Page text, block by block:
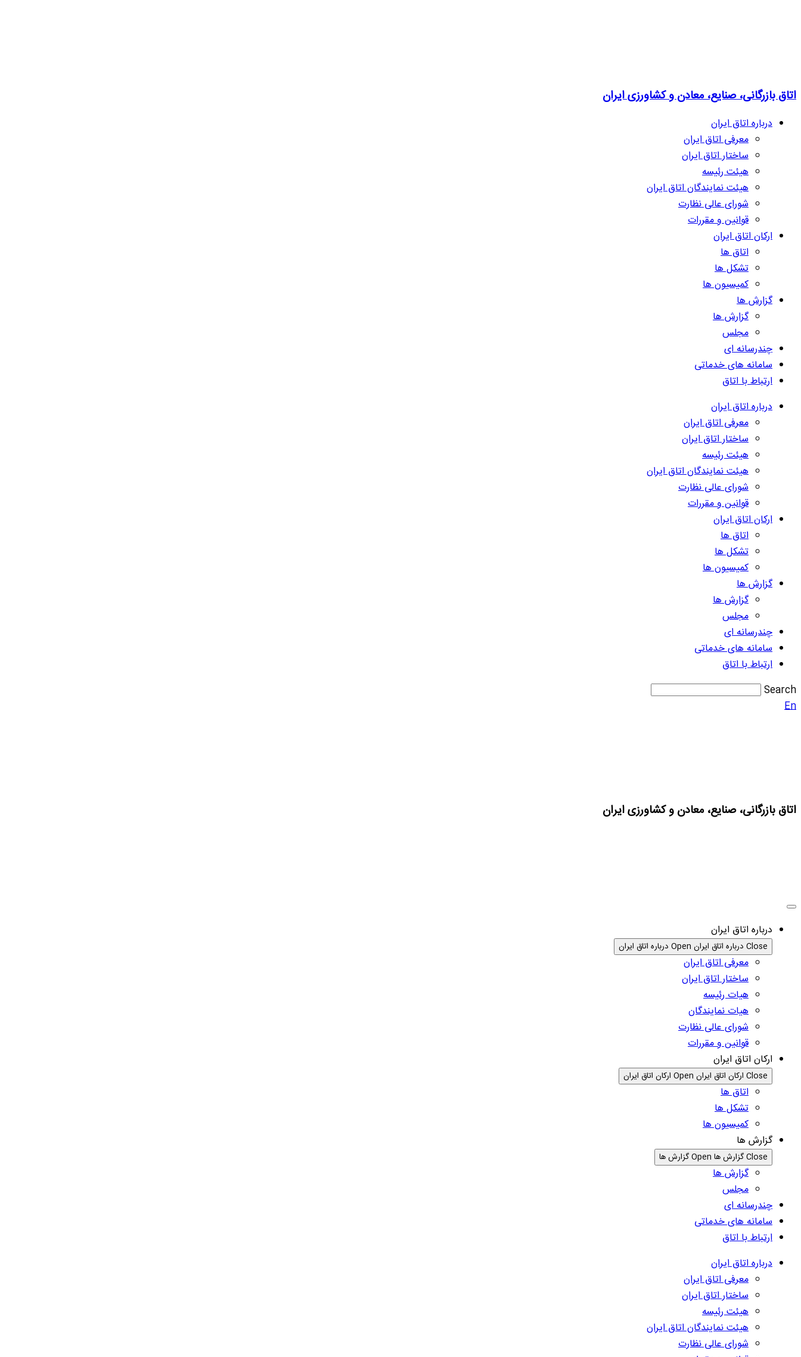
اتاق بازرگانی، صنایع، معادن و کشاورزی ایران
درباره اتاق ایران
معرفی اتاق ایران
ساختار اتاق ایران
هیئت رئیسه
هیئت نمایندگان اتاق ایران
شورای عالی نظارت
قوانین و مقررات
ارکان اتاق ایران
اتاق ها
تشکل ها
کمیسیون ها
گزارش ها
گزارش ها
مجلس
چندرسانه ای
سامانه های خدماتی
ارتباط با اتاق
درباره اتاق ایران
معرفی اتاق ایران
ساختار اتاق ایران
هیئت رئیسه
هیئت نمایندگان اتاق ایران
شورای عالی نظارت
قوانین و مقررات
ارکان اتاق ایران
اتاق ها
تشکل ها
کمیسیون ها
گزارش ها
گزارش ها
مجلس
چندرسانه ای
سامانه های خدماتی
ارتباط با اتاق
Search
En
اتاق بازرگانی، صنایع، معادن و کشاورزی ایران
درباره اتاق ایران
Close درباره اتاق ایران Open درباره اتاق ایران
معرفی اتاق ایران
ساختار اتاق ایران
هیات رئیسه
هیات نمایندگان
شورای عالی نظارت
قوانین و مقررات
ارکان اتاق ایران
Close ارکان اتاق ایران Open ارکان اتاق ایران
اتاق ها
تشکل ها
کمیسیون ها
گزارش ها
Close گزارش ها Open گزارش ها
گزارش ها
مجلس
چندرسانه ای
سامانه های خدماتی
ارتباط با اتاق
درباره اتاق ایران
معرفی اتاق ایران
ساختار اتاق ایران
هیئت رئیسه
هیئت نمایندگان اتاق ایران
شورای عالی نظارت